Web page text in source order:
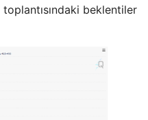
beklentiler